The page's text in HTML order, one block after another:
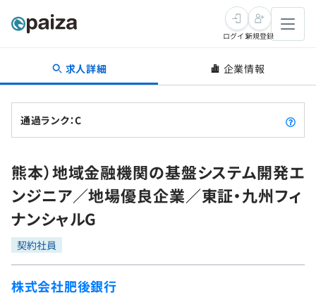
転職・キャリア
転職成功ガイド
転職エージェント
インタビュー
転職成功ガイド
新卒就活
求人検索
本選考
インターン
新卒エージェント
学習
問題集
4択課題
プログラミング言語
ゲーム・マンガ
ログイン新規登録
求人詳細 企業情報
通過ランク：C
熊本）地域金融機関の基盤システム開発エ
ンジニア／地場優良企業／東証・九州フィ
ナンシャルG
契約社員
株式会社肥後銀行